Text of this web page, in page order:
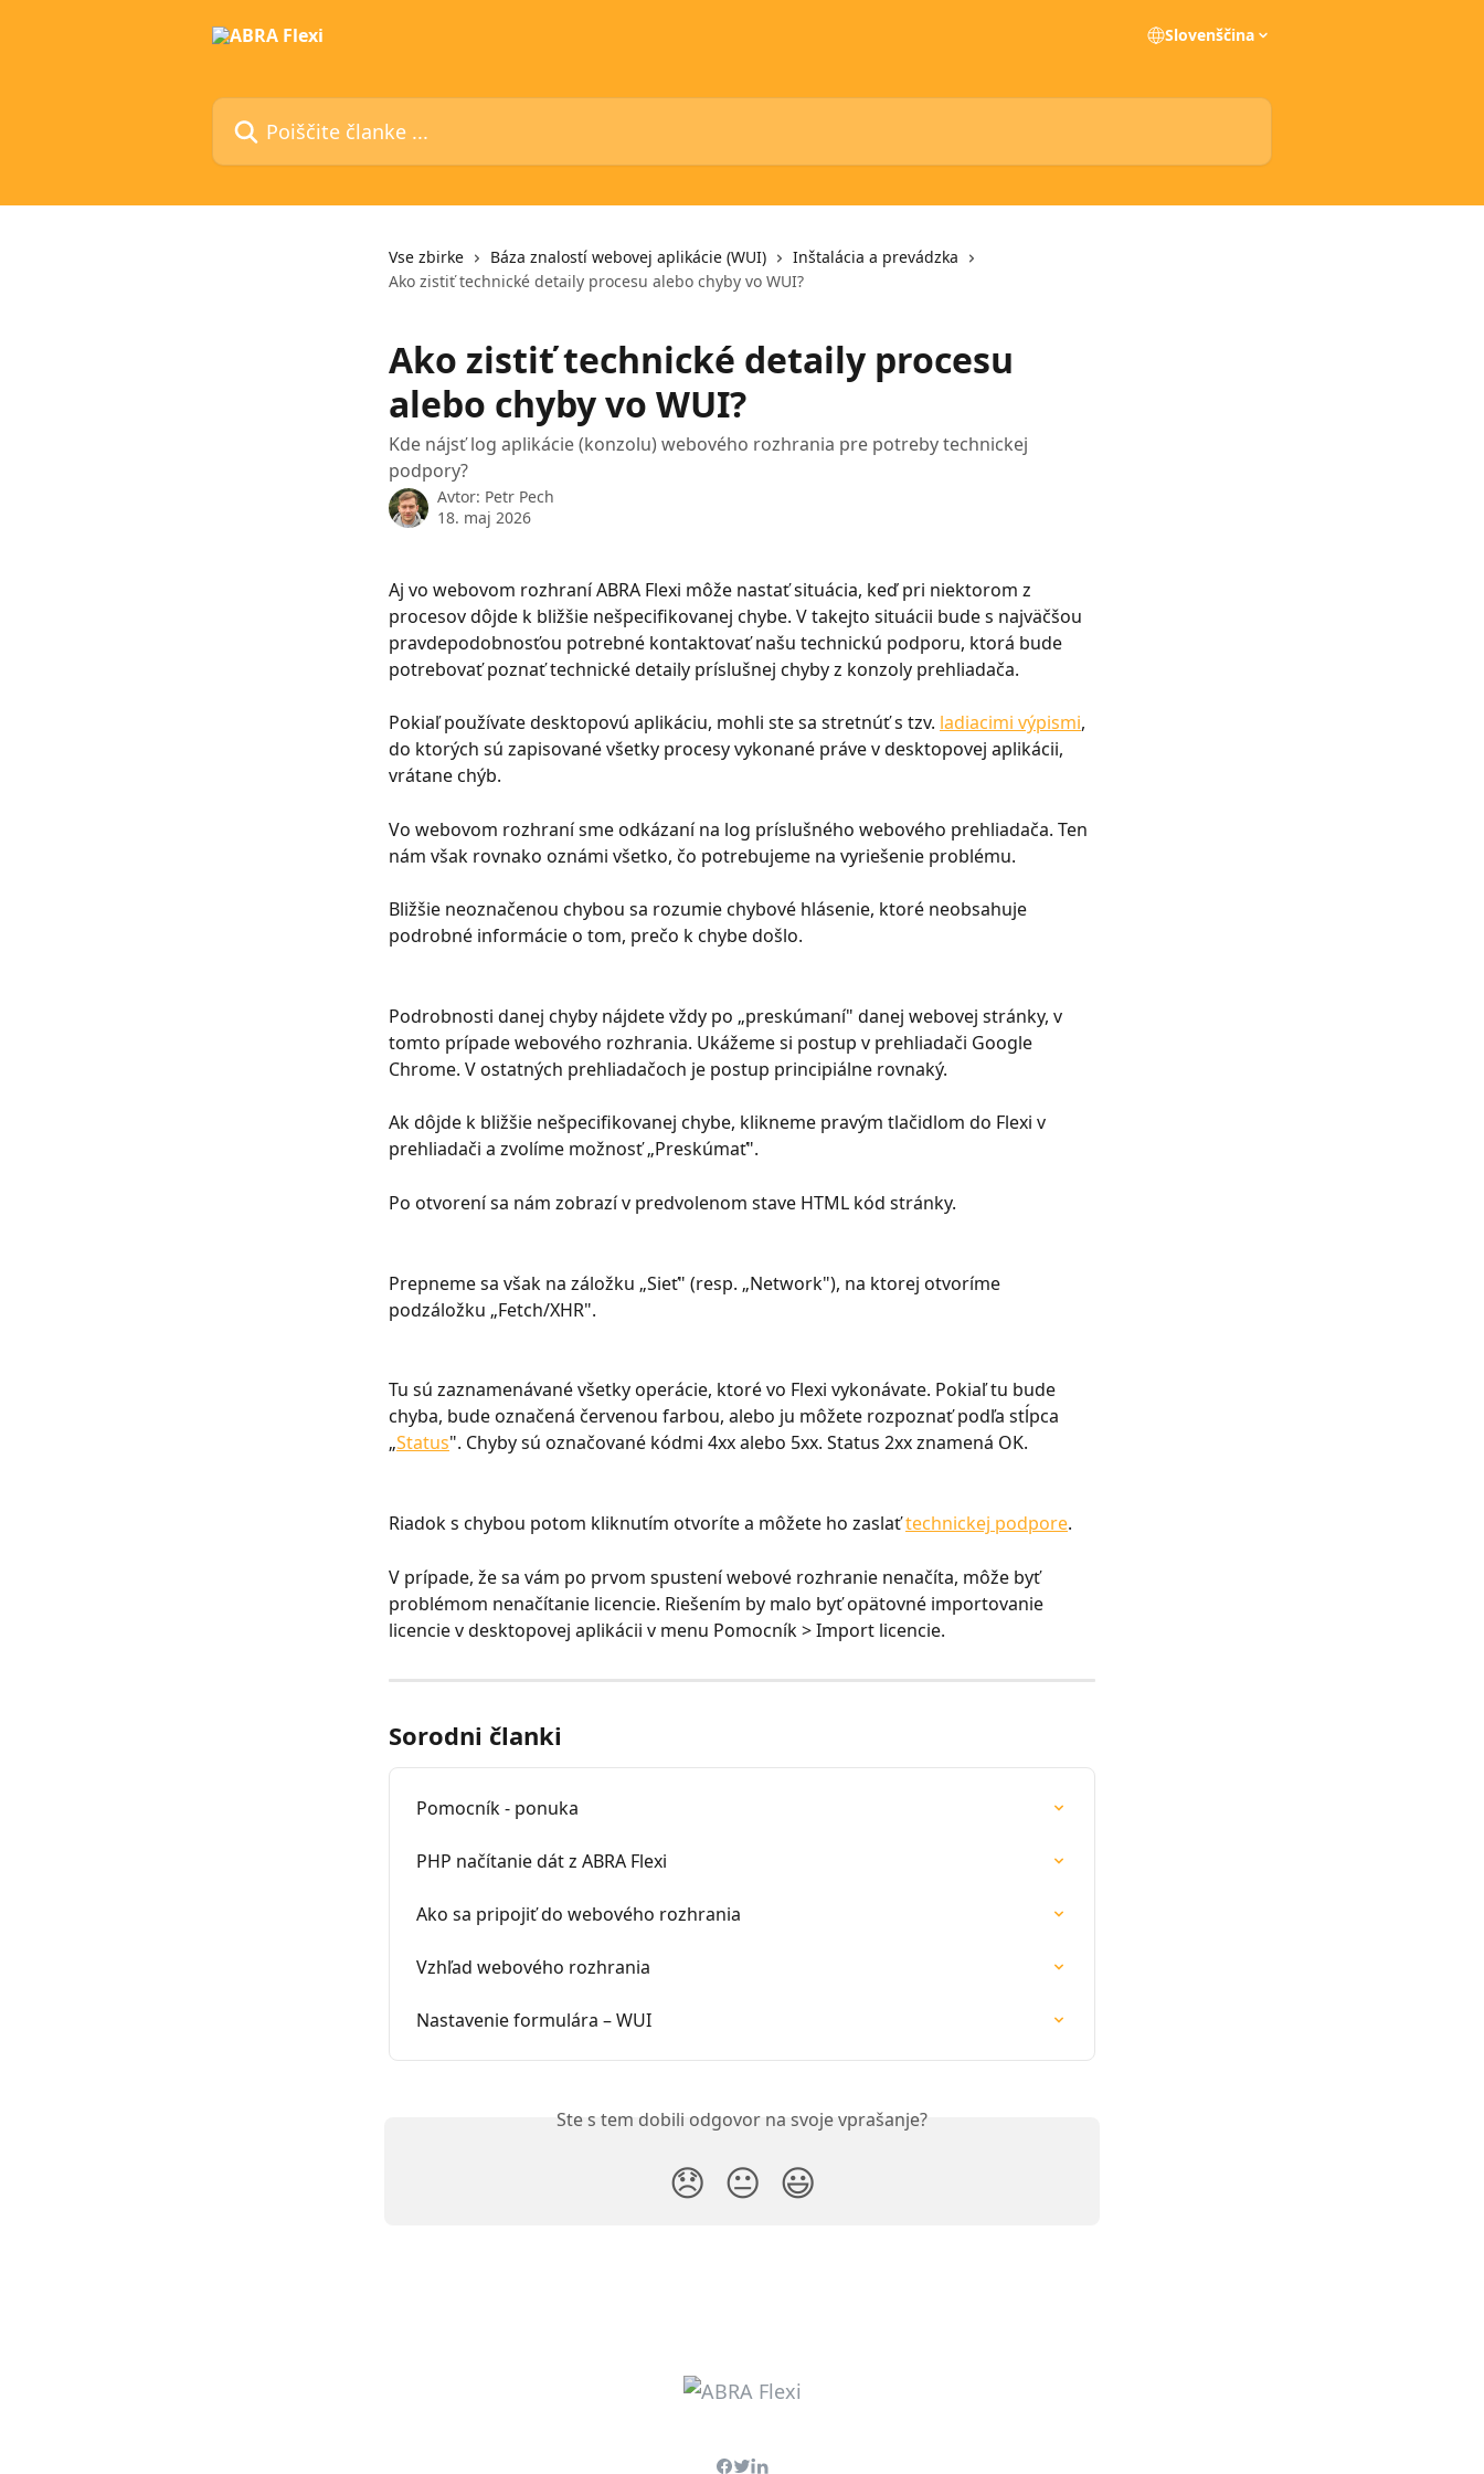
Slovenščina
Poiščite članke ...
Vse zbirke Báza znalostí webovej aplikácie (WUI)
Inštalácia a prevádzka
Ako zistiť technické detaily procesu alebo chyby vo WUI?
Ako zistiť technické detaily procesu
alebo chyby vo WUI?
Kde nájsť log aplikácie (konzolu) webového rozhrania pre potreby technickej
podpory?
Avtor: Petr Pech
18. maj 2026
Aj vo webovom rozhraní ABRA Flexi môže nastať situácia, keď pri niektorom z
procesov dôjde k bližšie nešpecifikovanej chybe. V takejto situácii bude s najväčšou
pravdepodobnosťou potrebné kontaktovať našu technickú podporu, ktorá bude
potrebovať poznať technické detaily príslušnej chyby z konzoly prehliadača.
Pokiaľ používate desktopovú aplikáciu, mohli ste sa stretnúť s tzv. ladiacimi výpismi,
do ktorých sú zapisované všetky procesy vykonané práve v desktopovej aplikácii,
vrátane chýb.
Vo webovom rozhraní sme odkázaní na log príslušného webového prehliadača. Ten
nám však rovnako oznámi všetko, čo potrebujeme na vyriešenie problému.
Bližšie neoznačenou chybou sa rozumie chybové hlásenie, ktoré neobsahuje
podrobné informácie o tom, prečo k chybe došlo.
Podrobnosti danej chyby nájdete vždy po „preskúmaní" danej webovej stránky, v
tomto prípade webového rozhrania. Ukážeme si postup v prehliadači Google
Chrome. V ostatných prehliadačoch je postup principiálne rovnaký.
Ak dôjde k bližšie nešpecifikovanej chybe, klikneme pravým tlačidlom do Flexi v
prehliadači a zvolíme možnosť „Preskúmať".
Po otvorení sa nám zobrazí v predvolenom stave HTML kód stránky.
Prepneme sa však na záložku „Sieť" (resp. „Network"), na ktorej otvoríme
podzáložku „Fetch/XHR".
Tu sú zaznamenávané všetky operácie, ktoré vo Flexi vykonávate. Pokiaľ tu bude
chyba, bude označená červenou farbou, alebo ju môžete rozpoznať podľa stĺpca
„Status". Chyby sú označované kódmi 4xx alebo 5xx. Status 2xx znamená OK.
Riadok s chybou potom kliknutím otvoríte a môžete ho zaslať technickej podpore.
V prípade, že sa vám po prvom spustení webové rozhranie nenačíta, môže byť
problémom nenačítanie licencie. Riešením by malo byť opätovné importovanie
licencie v desktopovej aplikácii v menu Pomocník > Import licencie.
Sorodni članki
Pomocník - ponuka
PHP načítanie dát z ABRA Flexi
Ako sa pripojiť do webového rozhrania
Vzhľad webového rozhrania
Nastavenie formulára – WUI
Ste s tem dobili odgovor na svoje vprašanje?
😞 😐 😃